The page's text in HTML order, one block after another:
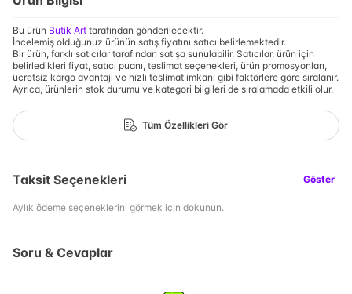
Bu ürün Butik Art tarafından gönderilecektir.
İncelemiş olduğunuz ürünün satış fiyatını satıcı belirlemektedir.
Bir ürün, farklı satıcılar tarafından satışa sunulabilir. Satıcılar, ürün için
belirledikleri fiyat, satıcı puanı, teslimat seçenekleri, ürün promosyonları,
ücretsiz kargo avantajı ve hızlı teslimat imkanı gibi faktörlere göre sıralanır.
Ayrıca, ürünlerin stok durumu ve kategori bilgileri de sıralamada etkili olur.
Tüm Özellikleri Gör
Taksit Seçenekleri Göster
Aylık ödeme seçeneklerini görmek için dokunun.
Soru & Cevaplar